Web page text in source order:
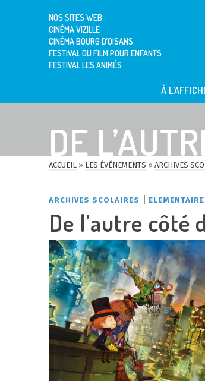
NOS SITES WEB
CINÉMA VIZILLE
CINÉMA BOURG D’OISANS
FESTIVAL DU FILM POUR ENFANTS
FESTIVAL LES ANIMÉS
À
DE
ACCUEIL » LES ÉVÉNEMENTS » ARCHIVES
ARCHIVES SCOLAIRES ELEMENTAIRE
De l’autre côté